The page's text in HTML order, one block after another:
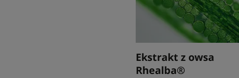
Ekstrakt z owsa
Rhealba®